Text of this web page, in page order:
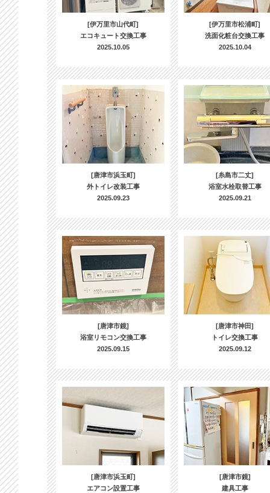
[伊万里市山代町]
エコキュート交換工事
2025.10.05
[伊万里市松浦町]
洗面化粧台交換工事
2025.10.04
[唐津市浜玉町]
外トイレ改装工事
2025.09.23
[糸島市二丈]
浴室水栓取替工事
2025.09.21
[唐津市鏡]
浴室リモコン交換工事
2025.09.15
[唐津市神田]
トイレ交換工事
2025.09.12
[唐津市浜玉町]
エアコン設置工事
[唐津市鏡]
建具工事